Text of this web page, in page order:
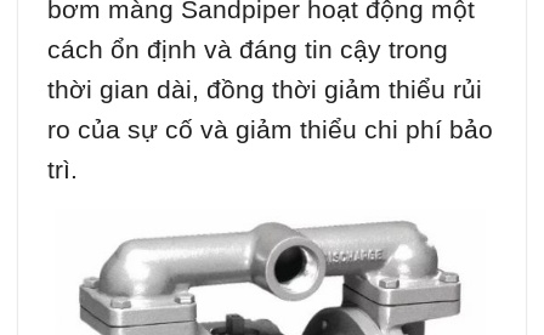
bơm màng Sandpiper hoạt động một
cách ổn định và đáng tin cậy trong
thời gian dài, đồng thời giảm thiểu rủi
ro của sự cố và giảm thiểu chi phí bảo
trì.